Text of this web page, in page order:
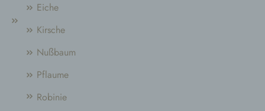
Eiche
Kirsche
Nußbaum
Pflaume
Robinie